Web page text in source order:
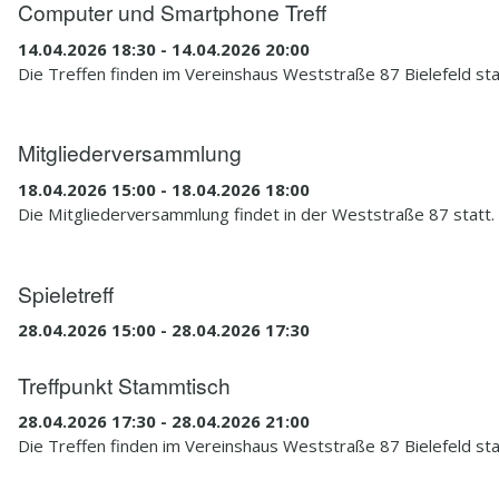
Computer und Smartphone Treff
14.04.2026 18:30 - 14.04.2026 20:00
Die Treffen finden im Vereinshaus Weststraße 87 Bielefeld
Mitgliederversammlung
18.04.2026 15:00 - 18.04.2026 18:00
Die Mitgliederversammlung findet in der Weststraße 87 statt.
Spieletreff
28.04.2026 15:00 - 28.04.2026 17:30
Treffpunkt Stammtisch
28.04.2026 17:30 - 28.04.2026 21:00
Die Treffen finden im Vereinshaus Weststraße 87 Bielefeld